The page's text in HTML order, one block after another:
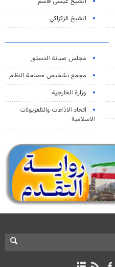
الشيخ الزكزاكي
مجلس صيانة الدستور
مجمع تشخيص مصلحة النظام
وزارة الخارجية
اتحاد الاذاعات والتلفزيونات
الاسلامية